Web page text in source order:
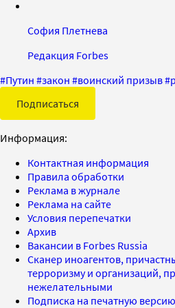
София Плетнева
Редакция Forbes
#Путин #закон #воинский призыв#
Подписаться
Информация:
Контактная информация
Правила обработки
Реклама в журнале
Реклама на сайте
Условия перепечатки
Архив
Вакансии в Forbes Russia
Сканер иноагентов,
терроризму и организаций,
нежелательными
Подписка на печатную